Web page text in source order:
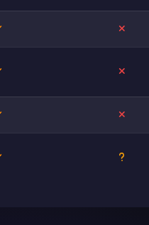
はい
はい
はい
はい